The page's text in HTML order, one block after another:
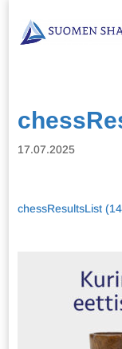
17.07.2025
chessResultsList